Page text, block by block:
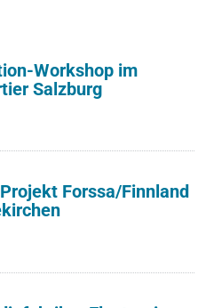
Workshop im
Salzburg
Forssa/Finnland